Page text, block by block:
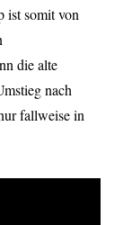
ist somit von
die alte
nach
fallweise in